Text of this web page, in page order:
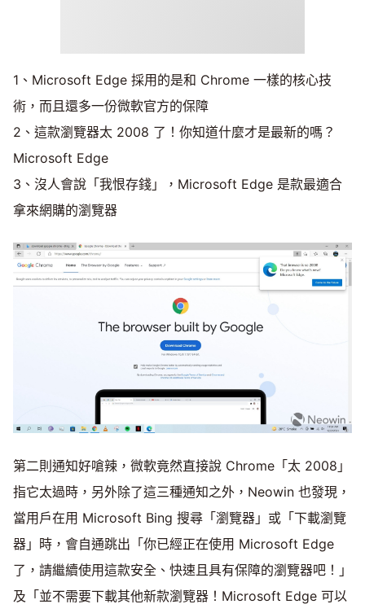
1、Microsoft Edge 採用的是和 Chrome 一樣的核心技
術，而且還多一份微軟官方的保障
2、這款瀏覽器太 2008 了！你知道什麼才是最新的嗎？
Microsoft Edge
3、沒人會說「我恨存錢」，Microsoft Edge 是款最適合
拿來網購的瀏覽器
第二則通知好嗆辣，微軟竟然直接說 Chrome「太 2008」
指它太過時，另外除了這三種通知之外，Neowin 也發現，
當用戶在用 Microsoft Bing 搜尋「瀏覽器」或「下載瀏覽
器」時，會自通跳出「你已經正在使用 Microsoft Edge
了，請繼續使用這款安全、快速且具有保障的瀏覽器吧！」
及「並不需要下載其他新款瀏覽器！Microsoft Edge 可以